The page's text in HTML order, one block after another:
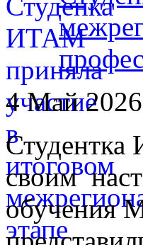
4 Май 2026
своим
обучения